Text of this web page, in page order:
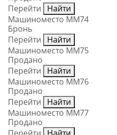
Перейти
Найти
Машиноместо ММ74
Бронь
Перейти
Найти
Машиноместо ММ75
Продано
Перейти
Найти
Машиноместо ММ76
Продано
Перейти
Найти
Машиноместо ММ77
Продано